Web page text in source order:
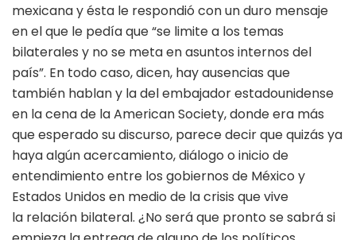
mexicana y ésta le respondió con un duro mensaje
en el que le pedía que “se limite a los temas
bilaterales y no se meta en asuntos internos del
país”. En todo caso, dicen, hay ausencias que
también hablan y la del embajador estadounidense
en la cena de la American Society, donde era más
que esperado su discurso, parece decir que quizás ya
haya algún acercamiento, diálogo o inicio de
entendimiento entre los gobiernos de México y
Estados Unidos en medio de la crisis que vive
la relación bilateral. ¿No será que pronto se sabrá si